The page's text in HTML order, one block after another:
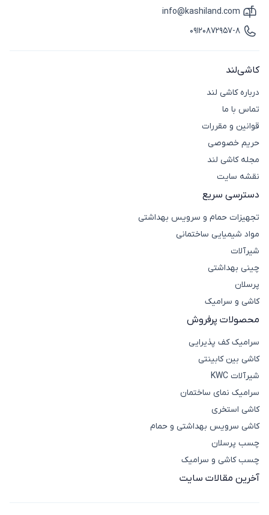
آیکون ایمیل
info@kashiland.com
آیکون تماس
09120872957-8
کاشی‌لند
درباره کاشی لند
تماس با ما
قوانین و مقررات
حریم خصوصی
مجله کاشی لند
نقشه سایت
دسترسی سریع
تجهیزات حمام و سرویس بهداشتی
مواد شیمیایی ساختمانی
شیرآلات
چینی بهداشتی
پرسلان
کاشی و سرامیک
محصولات پرفروش
سرامیک کف پذیرایی
کاشی بین کابینتی
شیرآلات KWC
سرامیک نمای ساختمان
کاشی استخری
کاشی سرویس بهداشتی و حمام
چسب پرسلان
چسب کاشی و سرامیک
آخرین مقالات سایت